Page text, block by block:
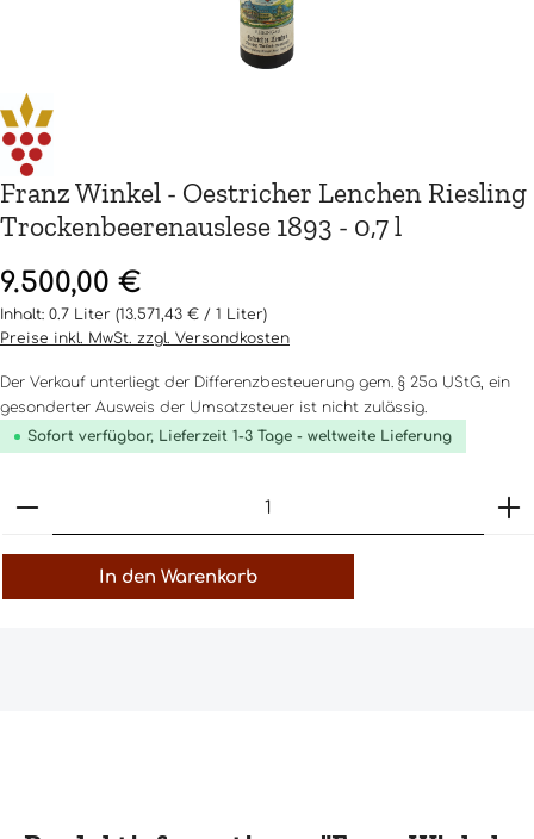
Franz Winkel - Oestricher Lenchen Riesling
Trockenbeerenauslese 1893 - 0,7 l
Regulärer Preis:
9.500,00 €
Inhalt: 0.7 Liter (13.571,43 € / 1 Liter)
Preise inkl. MwSt. zzgl. Versandkosten
Der Verkauf unterliegt der Differenzbesteuerung gem. § 25a UStG, ein
gesonderter Ausweis der Umsatzsteuer ist nicht zulässig.
Sofort verfügbar, Lieferzeit 1-3 Tage - weltweite Lieferung
Produkt Anzahl: Gib den gewünschten Wert
In den Warenkorb